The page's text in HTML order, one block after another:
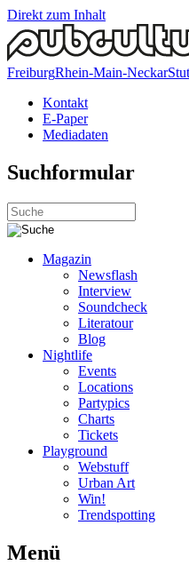
Direkt zum Inhalt
FreiburgRhein-Main-Neckar
Kontakt
E-Paper
Mediadaten
Suchformular
Magazin
Newsflash
Interview
Soundcheck
Literatour
Blog
Nightlife
Events
Locations
Partypics
Charts
Tickets
Playground
Webstuff
Urban Art
Win!
Trendspotting
Menü